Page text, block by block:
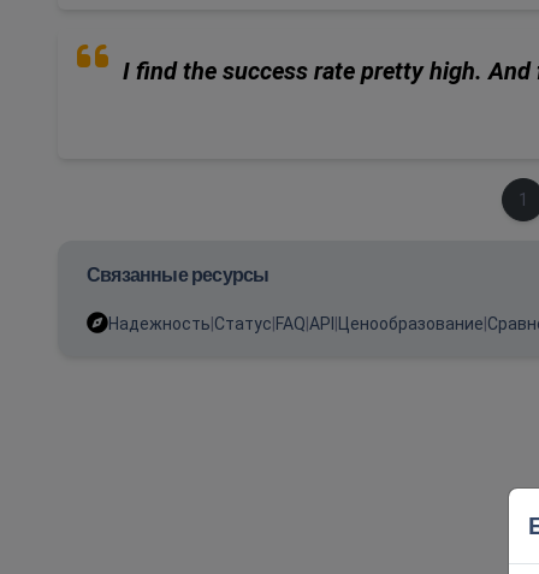
I find the success rate pretty high.
1
Связанные ресурсы
Надежность Статус FAQ API Ценообразование